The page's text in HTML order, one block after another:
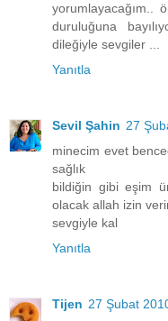
yorumlayacağım..
duruluğuna
dileğiyle sevgiler ...
Yanıtla
Sevil Şahin 27
minecim evet
sağlık
bildiğin gibi eşim
olacak allah izin
sevgiyle kal
Yanıtla
Tijen 27 Şubat